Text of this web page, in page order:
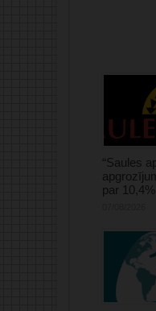
“Saules
par 10,4%